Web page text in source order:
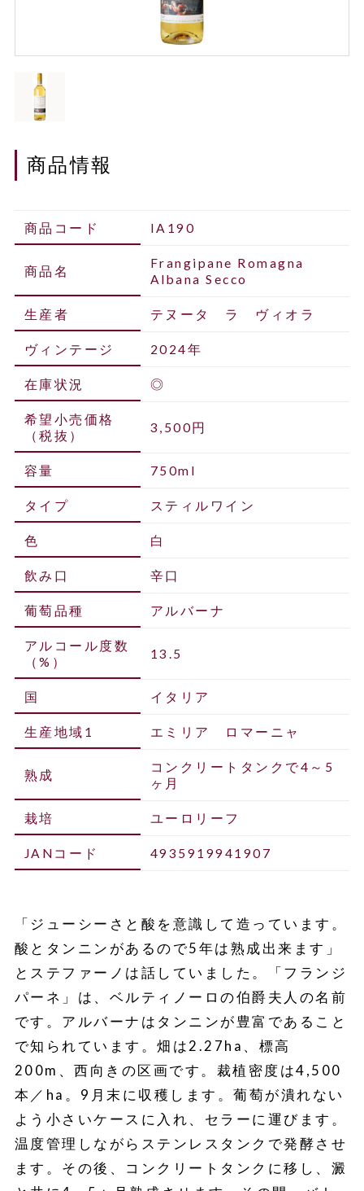
商品情報
商品コード IA190
商品名
Frangipane Romagna
Albana Secco
生産者 テヌータ ラ ヴィオラ
ヴィンテージ 2024年
在庫状況 ◎
希望小売価格
（税抜）
3,500円
容量 750ml
タイプ スティルワイン
色 白
飲み口 辛口
葡萄品種 アルバーナ
アルコール度数
（%）
13.5
国 イタリア
生産地域1 エミリア ロマーニャ
熟成
コンクリートタンクで4～5
ヶ月
栽培 ユーロリーフ
JANコード 4935919941907
「ジューシーさと酸を意識して造っています。
酸とタンニンがあるので5年は熟成出来ます」
とステファーノは話していました。「フランジ
パーネ」は、ベルティノーロの伯爵夫人の名前
です。アルバーナはタンニンが豊富であること
で知られています。畑は2.27ha、標高
200m、西向きの区画です。裁植密度は4,500
本／ha。9月末に収穫します。葡萄が潰れない
よう小さいケースに入れ、セラーに運びます。
温度管理しながらステンレスタンクで発酵させ
ます。その後、コンクリートタンクに移し、澱